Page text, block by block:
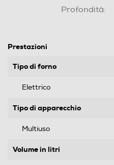
Profondità:
Prestazioni
Tipo di forno
Elettrico
Tipo di apparecchio
Multiuso
Volume in litri